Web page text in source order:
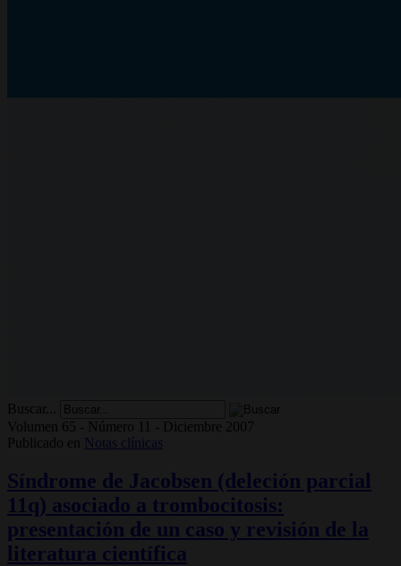
Buscar...
Volumen 65 - Número 11 - Diciembre 2007
Publicado en
Notas clínicas
Síndrome de Jacobsen (deleción parcial
11q) asociado a trombocitosis:
presentación de un caso y revisión de la
literatura científica